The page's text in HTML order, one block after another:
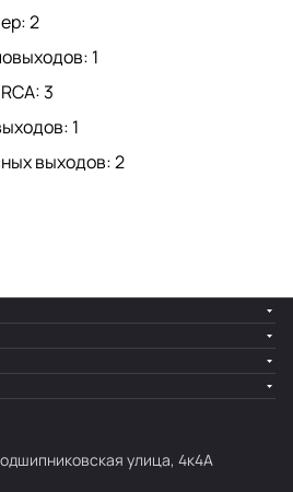
2
1
3
1
выходов: 2
улица, 4к4А